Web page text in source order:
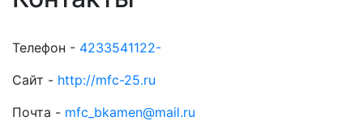
Телефон - 4233541122-
Сайт - http://mfc-25.ru
Почта - mfc_bkamen@mail.ru